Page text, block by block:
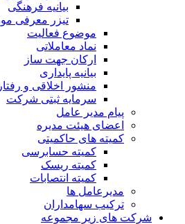
بیانیه فرهنگی
تیزر معرفی
موضوع فعالیت
نماد معاملاتی
ارکان جهت ساز
بیانیه پایداری
منشور اخلاقی و
سرمایه ثبتی شرکت
پیام مدیر عامل
اعضای هیئت مدیره
کمیته های حاکمیتی
کمیته حسابرسی
کمیته ریسک
کمیته انتصابات
مدیرعامل ها
ترکیب سهامداران
شرکت های زیر مجموعه